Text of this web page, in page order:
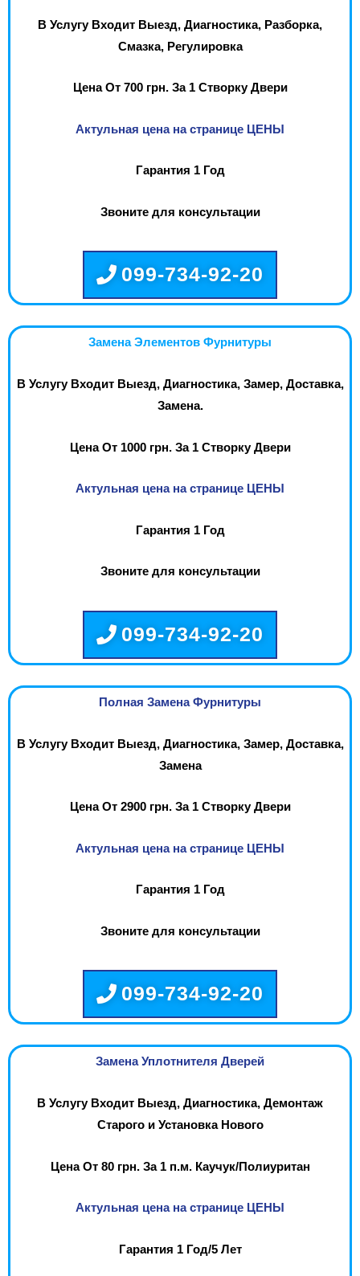
В Услугу Входит Выезд, Диагностика, Разборка,
Смазка, Регулировка
Цена От 700 грн. За 1 Створку Двери
Актульная цена на странице ЦЕНЫ
Гарантия 1 Год
Звоните для консультации
099-734-92-20
Замена Элементов Фурнитуры
В Услугу Входит Выезд, Диагностика, Замер, Доставка,
Замена.
Цена От 1000 грн. За 1 Створку Двери
Актульная цена на странице ЦЕНЫ
Гарантия 1 Год
Звоните для консультации
099-734-92-20
Полная Замена Фурнитуры
В Услугу Входит Выезд, Диагностика, Замер, Доставка,
Замена
Цена От 2900 грн. За 1 Створку Двери
Актульная цена на странице ЦЕНЫ
Гарантия 1 Год
Звоните для консультации
099-734-92-20
Замена Уплотнителя Дверей
В Услугу Входит Выезд, Диагностика, Демонтаж
Старого и Установка Нового
Цена От 80 грн. За 1 п.м. Каучук/Полиуритан
Актульная цена на странице ЦЕНЫ
Гарантия 1 Год/5 Лет